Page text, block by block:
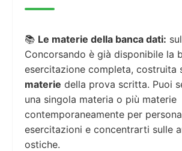
📚 Le materie della banca dati:
Concorsando è già disponibile la
esercitazione completa, costruita
materie della prova scritta. Puoi
una singola materia o più materie
contemporaneamente per
esercitazioni e concentrarti sulle
ostiche.